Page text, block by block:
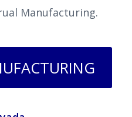
Manufacturing.